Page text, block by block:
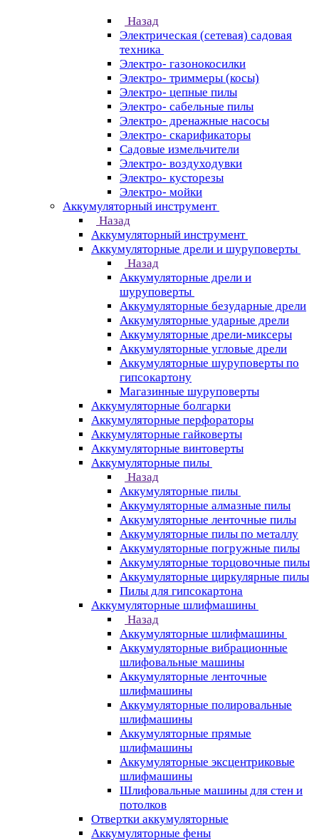
Назад
Электрическая (сетевая) садовая
техника
Электро- газонокосилки
Электро- триммеры (косы)
Электро- цепные пилы
Электро- сабельные пилы
Электро- дренажные насосы
Электро- скарификаторы
Садовые измельчители
Электро- воздуходувки
Электро- кусторезы
Электро- мойки
Аккумуляторный инструмент
Назад
Аккумуляторный инструмент
Аккумуляторные дрели и шуруповерты
Назад
Аккумуляторные дрели и
шуруповерты
Аккумуляторные безударные дрели
Аккумуляторные ударные дрели
Аккумуляторные дрели-миксеры
Аккумуляторные угловые дрели
Аккумуляторные шуруповерты по
гипсокартону
Магазинные шуруповерты
Аккумуляторные болгарки
Аккумуляторные перфораторы
Аккумуляторные гайковерты
Аккумуляторные винтоверты
Аккумуляторные пилы
Назад
Аккумуляторные пилы
Аккумуляторные алмазные пилы
Аккумуляторные ленточные пилы
Аккумуляторные пилы по металлу
Аккумуляторные погружные пилы
Аккумуляторные торцовочные пилы
Аккумуляторные циркулярные пилы
Пилы для гипсокартона
Аккумуляторные шлифмашины
Назад
Аккумуляторные шлифмашины
Аккумуляторные вибрационные
шлифовальные машины
Аккумуляторные ленточные
шлифмашины
Аккумуляторные полировальные
шлифмашины
Аккумуляторные прямые
шлифмашины
Аккумуляторные эксцентриковые
шлифмашины
Шлифовальные машины для стен и
потолков
Отвертки аккумуляторные
Аккумуляторные фены